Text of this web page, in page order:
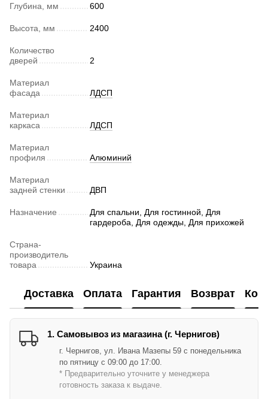
Глубина, мм 600
Высота, мм 2400
Количество
дверей
2
Материал
фасада
ЛДСП
Материал
каркаса
ЛДСП
Материал
профиля
Алюминий
Материал
задней стенки
ДВП
Назначение
Для спальни, Для гостинной, Для
гардероба, Для одежды, Для прихожей
Страна-
производитель
товара
Украина
Доставка Оплата Гарантия Возврат
1. Самовывоз из магазина (г. Чернигов)
г. Чернигов, ул. Ивана Мазепы 59 с понедельника
по пятницу с 09:00 до 17:00.
* Предварительно уточните у менеджера
готовность заказа к выдаче.